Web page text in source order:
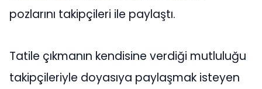
pozlarını takipçileri ile paylaştı.
Tatile çıkmanın kendisine verdiği mutluluğu
takipçileriyle doyasıya paylaşmak isteyen